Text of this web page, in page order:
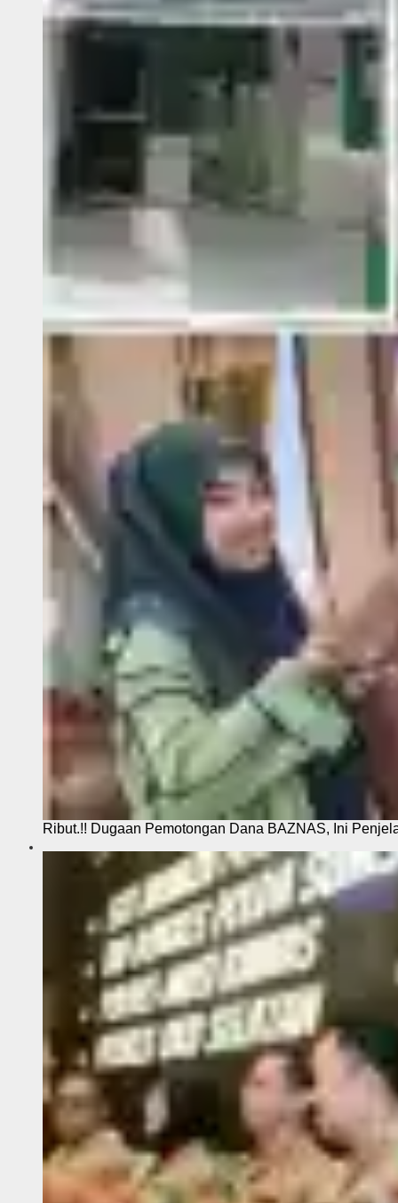
Ribut.!! Dugaan Pemotongan Dana BAZNAS, Ini